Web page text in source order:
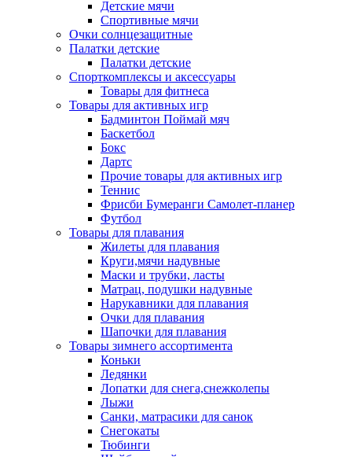
Детские мячи
Спортивные мячи
Очки солнцезащитные
Палатки детские
Палатки детские
Спорткомплексы и аксессуары
Товары для фитнеса
Товары для активных игр
Бадминтон Поймай мяч
Баскетбол
Бокс
Дартс
Прочие товары для активных игр
Теннис
Фрисби Бумеранги Самолет-планер
Футбол
Товары для плавания
Жилеты для плавания
Круги,мячи надувные
Маски и трубки, ласты
Матрац, подушки надувные
Нарукавники для плавания
Очки для плавания
Шапочки для плавания
Товары зимнего ассортимента
Коньки
Ледянки
Лопатки для снега,снежколепы
Лыжи
Санки, матрасики для санок
Снегокаты
Тюбинги